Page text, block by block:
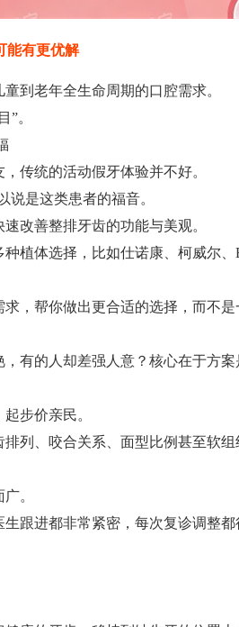
能有更优解
到老年全生命周期的口腔需求。
”。
传统的活动假牙体验并不好。
说是这类患者的福音。
改善整排牙齿的功能与美观。
植体选择，比如仕诺康、柯威尔
，帮你做出更合适的选择，而不是
有的人却差强人意？核心在于方案
步价亲民。
列、咬合关系、面型比例甚至软
。
跟进都非常紧密，每次复诊调整